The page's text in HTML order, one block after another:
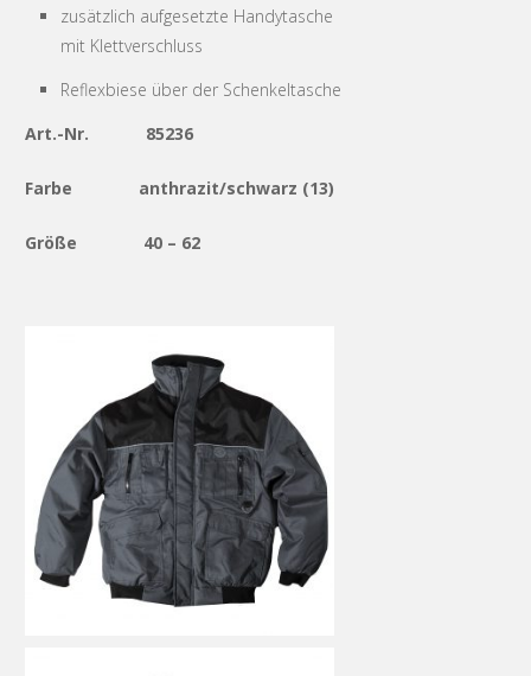
zusätzlich aufgesetzte Handytasche
mit Klettverschluss
Reflexbiese über der Schenkeltasche
Art.-Nr. 85236
Farbe anthrazit/schwarz (13)
Größe 40 – 62